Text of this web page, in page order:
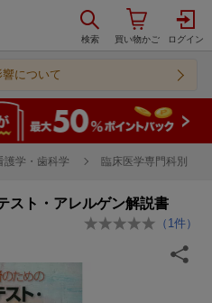
について
護学・歯科学 臨床医学専門科別
スト・アレルゲン解説書
（ 1 件）